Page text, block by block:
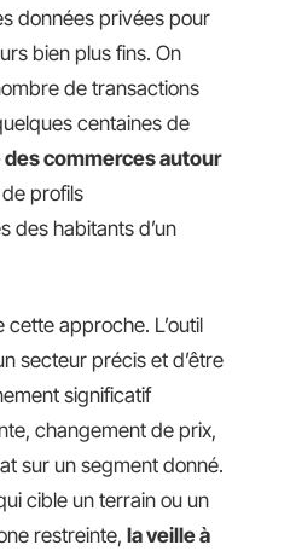
données privées pour
bien plus fins. On
de transactions
centaines de
commerces autour
profils
des habitants d’un
approche. L’outil
secteur précis et d’être
significatif
changement de prix,
sur un segment donné.
cible un terrain ou un
restreinte, la veille à